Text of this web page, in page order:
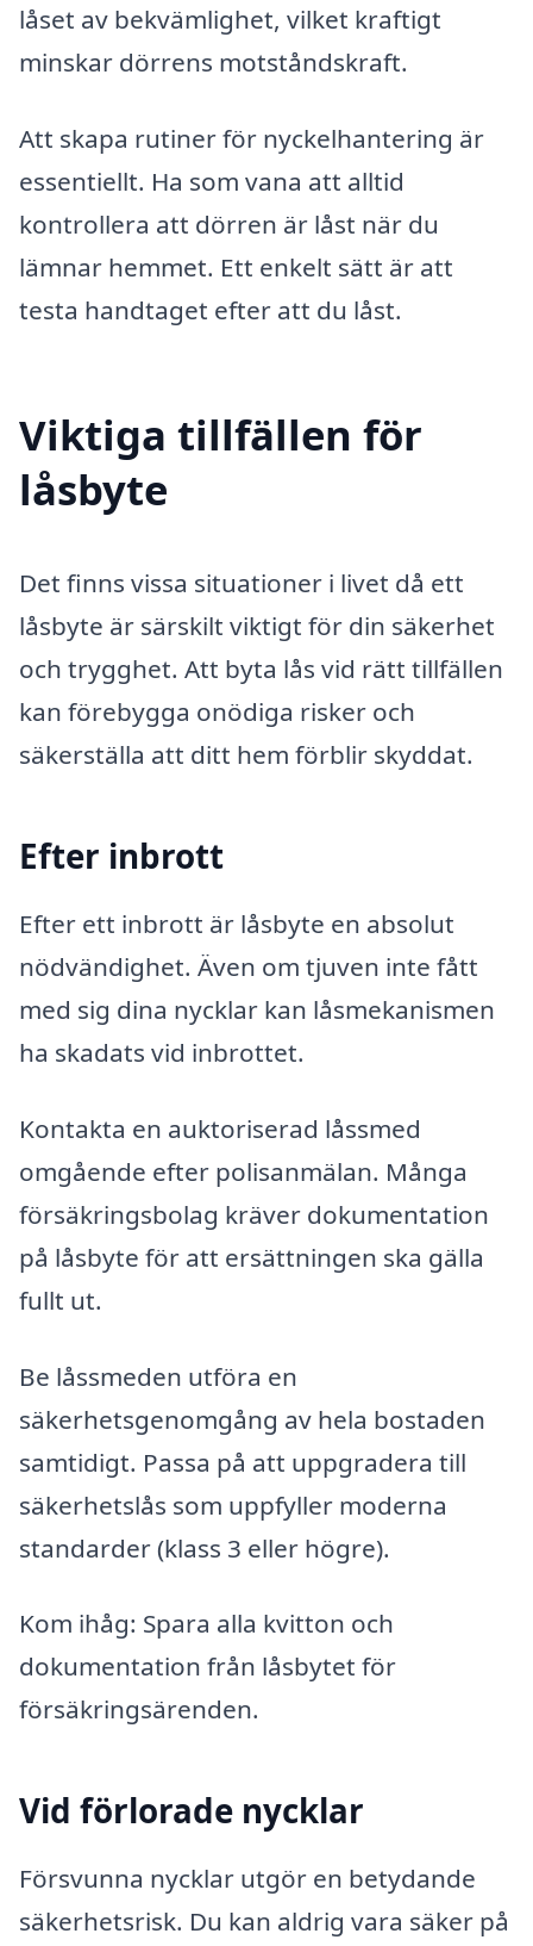
låset av bekvämlighet, vilket kraftigt
minskar dörrens motståndskraft.
Att skapa rutiner för nyckelhantering är
essentiellt. Ha som vana att alltid
kontrollera att dörren är låst när du
lämnar hemmet. Ett enkelt sätt är att
testa handtaget efter att du låst.
Viktiga tillfällen för
låsbyte
Det finns vissa situationer i livet då ett
låsbyte är särskilt viktigt för din säkerhet
och trygghet. Att byta lås vid rätt tillfällen
kan förebygga onödiga risker och
säkerställa att ditt hem förblir skyddat.
Efter inbrott
Efter ett inbrott är låsbyte en absolut
nödvändighet. Även om tjuven inte fått
med sig dina nycklar kan låsmekanismen
ha skadats vid inbrottet.
Kontakta en auktoriserad låssmed
omgående efter polisanmälan. Många
försäkringsbolag kräver dokumentation
på låsbyte för att ersättningen ska gälla
fullt ut.
Be låssmeden utföra en
säkerhetsgenomgång av hela bostaden
samtidigt. Passa på att uppgradera till
säkerhetslås som uppfyller moderna
standarder (klass 3 eller högre).
Kom ihåg: Spara alla kvitton och
dokumentation från låsbytet för
försäkringsärenden.
Vid förlorade nycklar
Försvunna nycklar utgör en betydande
säkerhetsrisk. Du kan aldrig vara säker på